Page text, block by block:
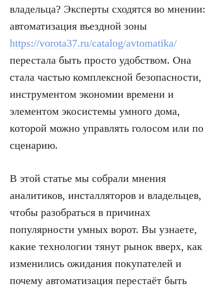
владельца? Эксперты сходятся во мнении:
автоматизация въездной зоны
https://vorota37.ru/catalog/avtomatika/
перестала быть просто удобством. Она
стала частью комплексной безопасности,
инструментом экономии времени и
элементом экосистемы умного дома,
которой можно управлять голосом или по
сценарию.
В этой статье мы собрали мнения
аналитиков, инсталляторов и владельцев,
чтобы разобраться в причинах
популярности умных ворот. Вы узнаете,
какие технологии тянут рынок вверх, как
изменились ожидания покупателей и
почему автоматизация перестаёт быть